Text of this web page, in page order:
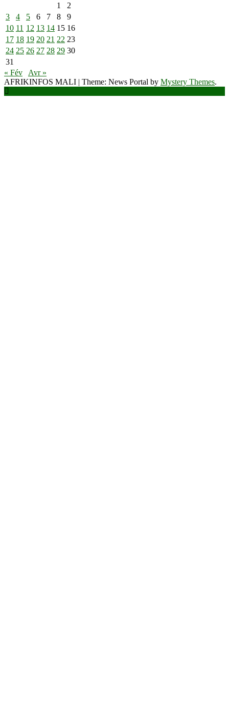
1
2
3
4 5 6 7 8
9
10 11 12 13 14 15 16
17 18 19 20 21 22 23
24 25 26 27 28 29 30
31
« Fév
Avr »
AFRIKINFOS MALI | Theme: News Portal by Mystery Themes.